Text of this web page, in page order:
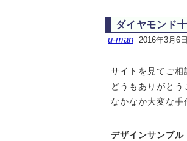
ダイヤモンド
u-man 2016年3月6
サイトを見てご相
どうもありがとう
なかなか大変な
デザインサンプル